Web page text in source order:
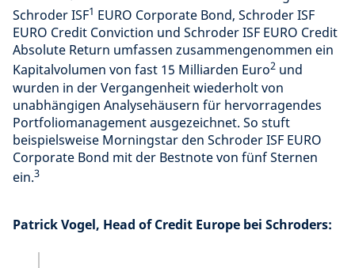
Schroder ISF1 EURO Corporate Bond, Schroder ISF
EURO Credit Conviction und Schroder ISF EURO Credit
Absolute Return umfassen zusammengenommen ein
Kapitalvolumen von fast 15 Milliarden Euro2 und
wurden in der Vergangenheit wiederholt von
unabhängigen Analysehäusern für hervorragendes
Portfoliomanagement ausgezeichnet. So stuft
beispielsweise Morningstar den Schroder ISF EURO
Corporate Bond mit der Bestnote von fünf Sternen
ein.3
Patrick Vogel, Head of Credit Europe bei Schroders: